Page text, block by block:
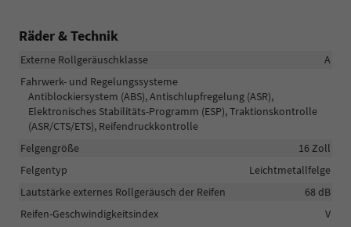
Räder & Technik
Externe Rollgeräuschklasse
A
Fahrwerk- und Regelungssysteme
Antiblockiersystem (ABS), Antischlupfregelung (ASR),
Elektronisches Stabilitäts-Programm (ESP), Traktionskontrolle
(ASR/CTS/ETS), Reifendruckkontrolle
Felgengröße
16 Zoll
Felgentyp
Leichtmetallfelge
Lautstärke externes Rollgeräusch der Reifen
68 dB
Reifen-Geschwindigkeitsindex
V